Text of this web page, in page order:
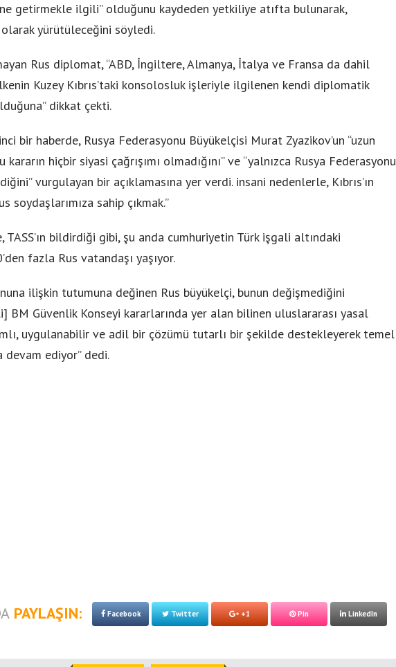
getirmekle ilgili” olduğunu kaydeden yetkiliye atıfta bulunarak,
yürütüleceğini söyledi.
Rus diplomat, “ABD, İngiltere, Almanya, İtalya ve Fransa da dahil
Kuzey Kıbrıs’taki konsolosluk işleriyle ilgilenen kendi diplomatik
dikkat çekti.
bir haberde, Rusya Federasyonu Büyükelçisi Murat Zyazikov’un “uzun
hiçbir siyasi çağrışımı olmadığını” ve “yalnızca Rusya Federasyonu
vurgulayan bir açıklamasına yer verdi. insani nedenlerle, Kıbrıs’ın
soydaşlarımıza sahip çıkmak.”
TASS’ın bildirdiği gibi, şu anda cumhuriyetin Türk işgali altındaki
fazla Rus vatandaşı yaşıyor.
ilişkin tutumuna değinen Rus büyükelçi, bunun değişmediğini
BM Güvenlik Konseyi kararlarında yer alan bilinen uluslararası yasal
uygulanabilir ve adil bir çözümü tutarlı bir şekilde destekleyerek temel
devam ediyor” dedi.
PAYLAŞIN: Facebook Twitter +1 Pin LinkedIn